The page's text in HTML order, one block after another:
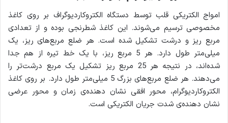
امواج الکتریکی قلب توسط دستگاه الکتروکاردیوگراف بر روی کاغذ
مخصوصی ترسیم می‌شوند. این کاغذ شطرنجی بوده و از تعدادی
مربع ریز و درشت تشکیل شده است. هر ضلع مربع‌های ریز، یک
میلی‌متر طول دارد. هر 5 مربع ریز، با یک خط تیره از هم جدا
شده‌اند، در نتیجه هر 25 مربع ریز تشکیل یک مربع درشت‌تر را
می‌دهند. هر ضلع مربع‌های بزرگ 5 میلی‌متر طول دارد. بر روی کاغذ
الکتروکاردیوگرام، محور افقی نشان دهنده‌ی زمان و محور عرضی
نشان دهنده‌ی شدت جریان الکتریکی است.